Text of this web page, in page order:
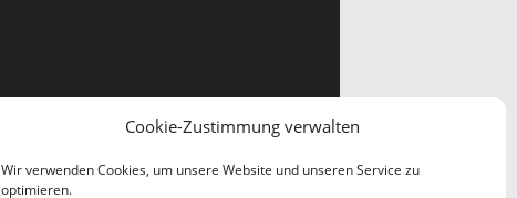
Cookie-Zustimmung verwalten
Wir verwenden Cookies, um unsere Website und unseren Service zu
optimieren.